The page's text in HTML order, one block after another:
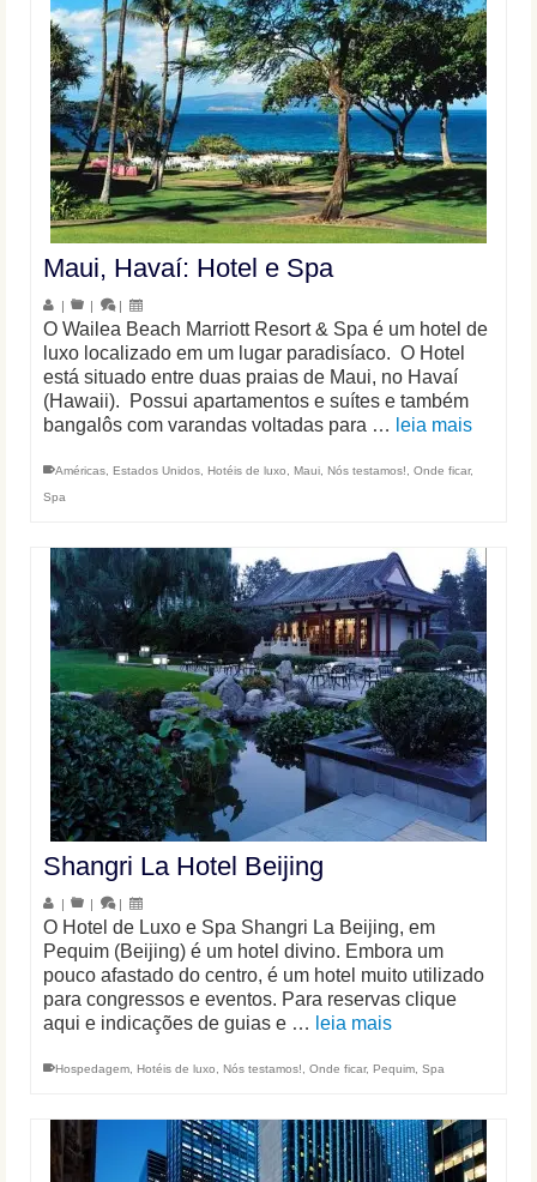
Maui, Havaí: Hotel e Spa
| | |
O Wailea Beach Marriott Resort & Spa é um hotel de
luxo localizado em um lugar paradisíaco. O Hotel
está situado entre duas praias de Maui, no Havaí
(Hawaii). Possui apartamentos e suítes e também
bangalôs com varandas voltadas para … leia mais
Américas Estados Unidos Hotéis de luxo Maui Nós testamos! Onde ficar,
Spa
Shangri La Hotel Beijing
| | |
O Hotel de Luxo e Spa Shangri La Beijing, em
Pequim (Beijing) é um hotel divino. Embora um
pouco afastado do centro, é um hotel muito utilizado
para congressos e eventos. Para reservas clique
aqui e indicações de guias e … leia mais
Hospedagem Hotéis de luxo Nós testamos! Onde ficar, Pequim Spa